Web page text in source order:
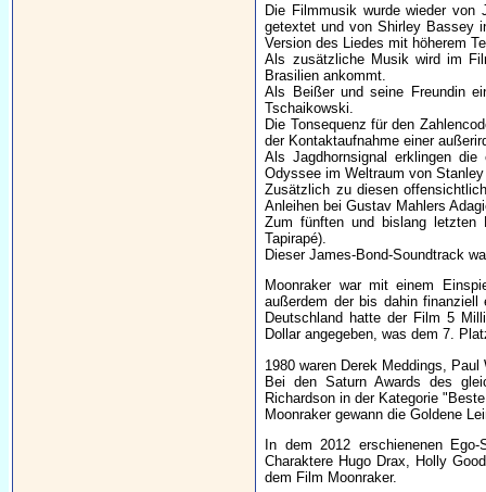
Die Filmmusik wurde wieder von
getextet und von Shirley Bassey
Version des Liedes mit höherem
Als zusätzliche Musik wird im
Brasilien ankommt.
Als Beißer und seine Freundin
Tschaikowski.
Die Tonsequenz für den
der Kontaktaufnahme einer
Als Jagdhornsignal erklingen
Odyssee im Weltraum von
Zusätzlich zu diesen
Anleihen bei Gustav Mahlers
Zum fünften und bislang letzten
Tapirapé).
Dieser James-Bond-Soundtrack
Moonraker war mit einem
außerdem der bis dahin
Deutschland hatte der Film 5
Dollar angegeben, was dem 7.
1980 waren Derek Meddings,
Bei den Saturn Awards des
Richardson in der Kategorie
Moonraker gewann die Goldene
In dem 2012 erschienenen
Charaktere Hugo Drax, Holly
dem Film Moonraker.